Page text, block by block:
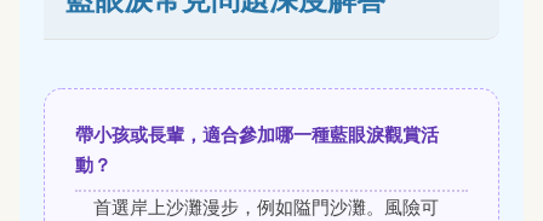
帶小孩或長輩，適合參加哪一種藍眼淚觀賞活
動？
首選岸上沙灘漫步，例如隘門沙灘。風險可